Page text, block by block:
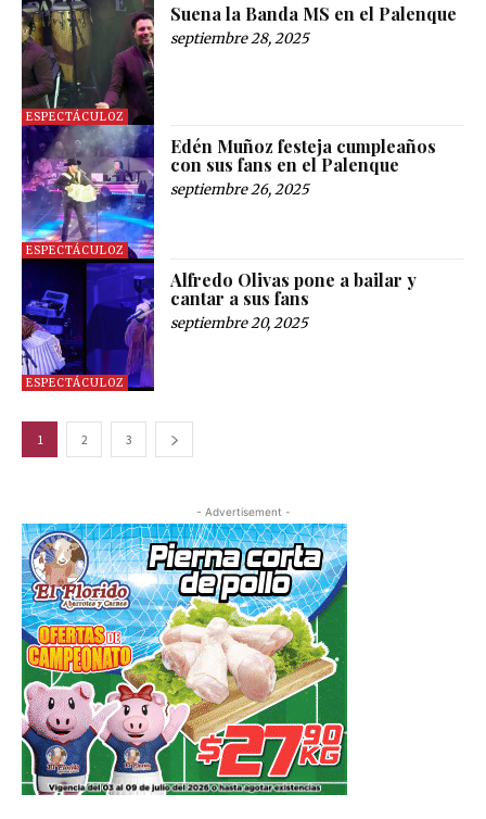
ESPECTÁCULOZ
Suena la Banda MS en el Palenque
septiembre 28, 2025
ESPECTÁCULOZ
Edén Muñoz festeja cumpleaños
con sus fans en el Palenque
septiembre 26, 2025
ESPECTÁCULOZ
Alfredo Olivas pone a bailar y
cantar a sus fans
septiembre 20, 2025
1 2 3
- Advertisement -